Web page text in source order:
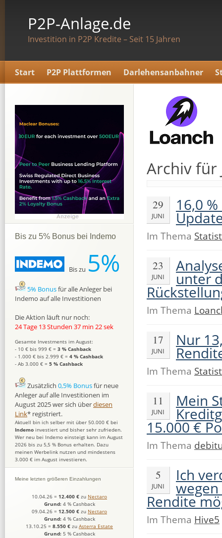
P2P-Anlage.de
Investition in P2P Kredite – Seit 15 Jahren
Start P2P Plattformen Darlehensanbahner
Archiv für
29
JUNI
16,0
Im Thema
23
JUNI unter
Im Thema
17
JUNI
Nur
Im Thema
11
JUNI
Mein
15.000 €
Im Thema
5
JUNI
Ich
wegen
Rendite
Im Thema Hive5
Bis zu 5% Bonus bei Indemo
Bis zu 5%
5% Bonusfür alle Anleger bei
Indemo auf alle Investitionen
Die Aktion läuft nur noch:
24 Tage 13 Stunden 37 min 21 sek
Gesamte Investments im August:
- 10 € bis 999 € = 3 % Cashback
- 1.000 € bis 2.999 € = 4 % Cashback
- Ab 3.000 € = 5 % Cashback
Zusätzlich 0,5% Bonusfür neue
Anleger auf alle Investitionen im
August 2025 wer sich überdiesen
Link* registriert.
Aktuell bin ich selber mit über 50.000 € bei
Indemo investiert und bisher sehr zufrieden.
Wer neu bei Indemo einsteigt kann im August
2026 bis zu 5,5 % Bonus erhalten. Dazu
meinen Werbelink nutzen und mindestens
3.000 € im August investieren.
Meine letzten größeren Einzahlungen
10.04.26 = 12.400 € zu Nectaro
Grund: 4 % Cashback
09.04.26 = 12.500 € zu Nectaro
Grund: 4 % Cashback
13.10.25 = 8.550 € zu Asterra Estate
Grund: 5 % Cashback